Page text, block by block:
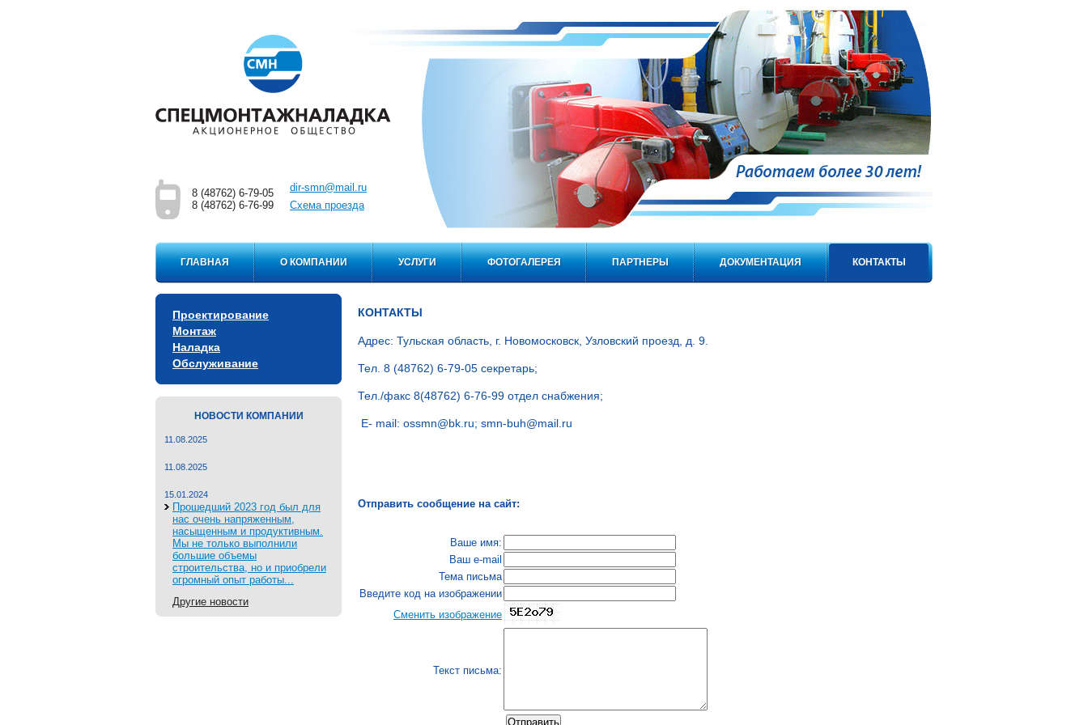
8 (48762) 6-79-05
8 (48762) 6-76-99
dir-smn@mail.ru
Cхема проезда
ГЛАВНАЯ О КОМПАНИИ УСЛУГИ ФОТОГАЛЕРЕЯ ПАРТНЕРЫ ДОКУМЕНТАЦИЯ КОНТАКТЫ
Проектирование
Монтаж
Наладка
Обслуживание
НОВОСТИ КОМПАНИИ
11.08.2025
11.08.2025
15.01.2024
Прошедший 2023 год был для
нас очень напряженным,
насыщенным и продуктивным.
Мы не только выполнили
большие объемы
строительства, но и приобрели
огромный опыт работы...
Другие новости
КОНТАКТЫ
Адрес: Тульская область, г. Новомосковск, Узловский проезд, д. 9.
Тел. 8 (48762) 6-79-05 секретарь;
Тел./факс 8(48762) 6-76-99 отдел снабжения;
Е- mail: ossmn@bk.ru; smn-buh@mail.ru
Отправить сообщение на сайт:
Ваше имя:
Ваш e-mail
Тема письма
Введите код на изображении
Сменить изображение
Текст письма: